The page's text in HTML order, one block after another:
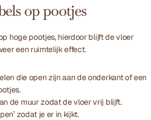
op pootjes
hoge pootjes, hierdoor blijft de vloer
een ruimtelijk effect.
die open zijn aan de onderkant of een
de muur zodat de vloer vrij blijft.
zodat je er in kijkt.